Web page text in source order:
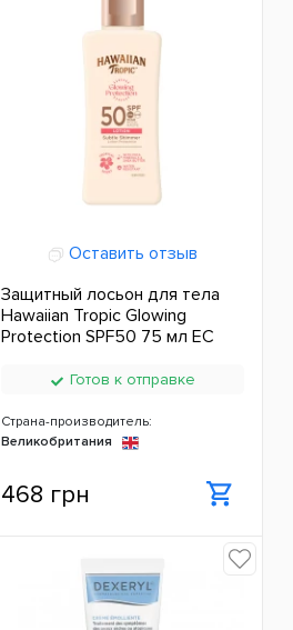
Оставить отзыв
Защитный лосьон для тела
Hawaiian Tropic Glowing
Protection SPF50 75 мл ЕС
Готов к отправке
Страна-производитель:
Великобритания
468 грн